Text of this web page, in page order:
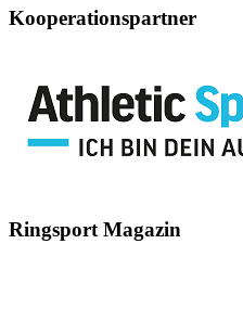
Kooperationspartner
Ringsport Magazin